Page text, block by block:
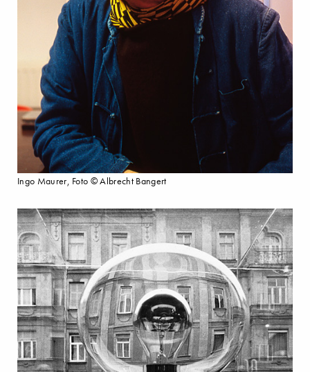
Ingo Maurer, Foto © Albrecht Bangert